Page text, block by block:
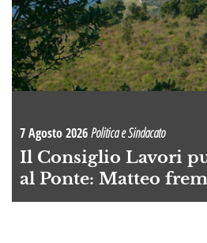
7 Agosto 2026Politica e Sindacato
Il Consiglio Lavori
al Ponte: Matteo